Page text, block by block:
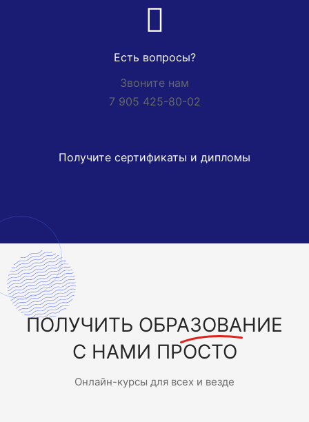
Есть вопросы?
Звоните нам
7 905 425-80-02
Получите сертификаты и дипломы
ПОЛУЧИТЬ ОБРАЗОВАНИЕ
С НАМИ ПРОСТО
Онлайн-курсы для всех и везде